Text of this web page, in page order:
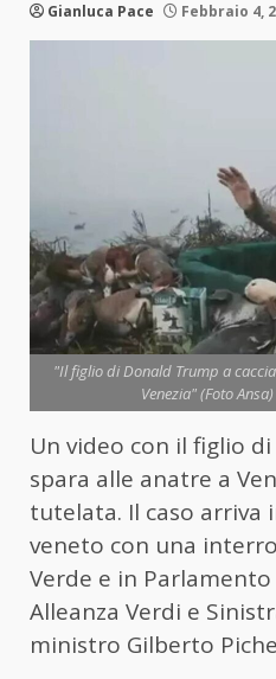
Gianluca Pace Febbraio 4,
"Il figlio di Donald Trump a
Venezia" (Foto
Un video con il figlio
spara alle anatre a
tutelata. Il caso arriva
veneto con una
Verde e in
Alleanza Verdi e
ministro Gilberto